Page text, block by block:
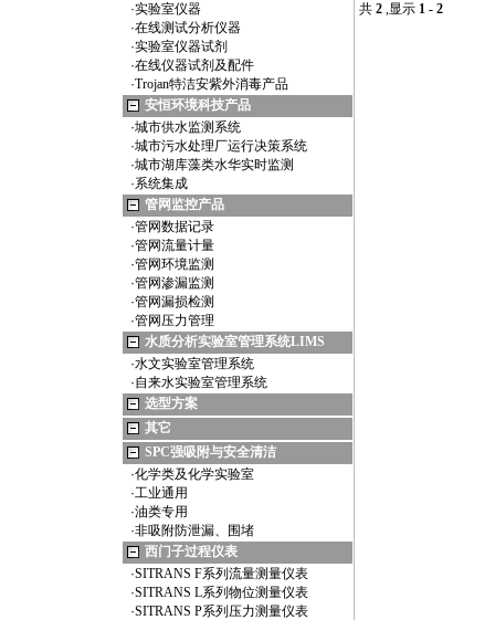
·实验室仪器
·在线测试分析仪器
·实验室仪器试剂
·在线仪器试剂及配件
·Trojan特洁安紫外消毒产品
安恒环境科技产品
·城市供水监测系统
·城市污水处理厂运行决策系统
·城市湖库藻类水华实时监测
·系统集成
管网监控产品
·管网数据记录
·管网流量计量
·管网环境监测
·管网渗漏监测
·管网漏损检测
·管网压力管理
水质分析实验室管理系统LIMS
·水文实验室管理系统
·自来水实验室管理系统
选型方案
其它
SPC强吸附与安全清洁
·化学类及化学实验室
·工业通用
·油类专用
·非吸附防泄漏、围堵
西门子过程仪表
·SITRANS F系列流量测量仪表
·SITRANS L系列物位测量仪表
·SITRANS P系列压力测量仪表
共 2 ,显示 1 - 2